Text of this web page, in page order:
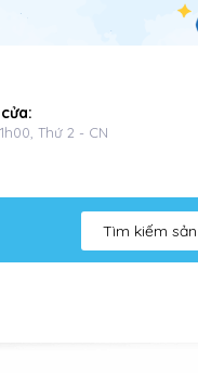
Thứ 2 - CN